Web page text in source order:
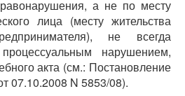
а не по месту
лица (месту жительства
не всегда
нарушением,
акта (см.: Постановление
07.10.2008 N 5853/08).